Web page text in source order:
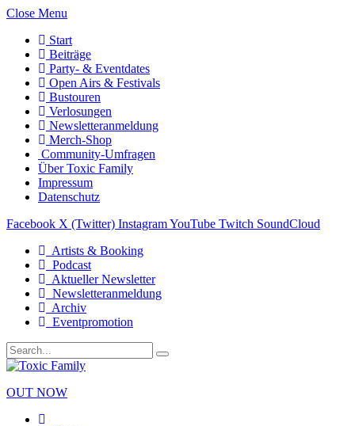
Close Menu
Start
Beiträge
Party- & Eventdates
Open Airs & Festivals
Bustouren
Verlosungen
Newsletteranmeldung
Merch-Shop
Community-Umfragen
Über Toxic Family
Impressum
Datenschutz
Facebook X (Twitter) InstagramYouTube Twitch SoundCloud
Artists & Booking
Podcast
Aktueller Newsletter
Newsletteranmeldung
Archiv
Eventpromotion
OUT NOW